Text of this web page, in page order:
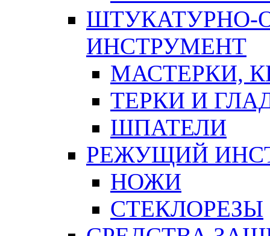
ШТУКАТУРНО-
ИНСТРУМЕНТ
МАСТЕРКИ,
ТЕРКИ И
ШПАТЕЛИ
РЕЖУЩИЙ
НОЖИ
СТЕКЛОРЕЗЫ